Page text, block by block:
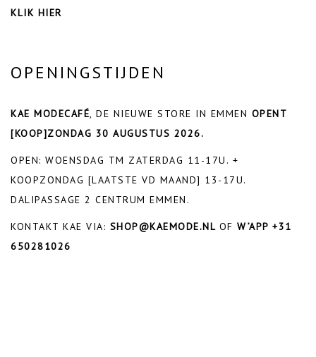
KLIK HIER
OPENINGSTIJDEN
KAE MODECAFÉ, DE NIEUWE STORE IN EMMEN OPENT
[KOOP]ZONDAG 30 AUGUSTUS 2026.
OPEN: WOENSDAG TM ZATERDAG 11-17U. +
KOOPZONDAG [LAATSTE VD MAAND] 13-17U.
DALIPASSAGE 2 CENTRUM EMMEN.
KONTAKT KAE VIA: SHOP@KAEMODE.NL OF W’APP +31
650281026